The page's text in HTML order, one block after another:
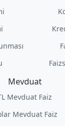
Mevduat
Mevduat Faiz
Mevduat Faiz